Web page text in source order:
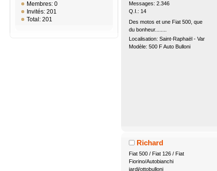
Membres: 0
Invités: 201
Total: 201
Messages: 2.346
Q.I.: 14
Des motos et une Fiat 500, que
du bonheur........
Localisation: Saint-Raphaël - Var
Modèle: 500 F Auto Bulloni
Richard
Fiat 500 / Fiat 126 / Fiat
Fiorino/Autobianchi
jardi/ottobulloni